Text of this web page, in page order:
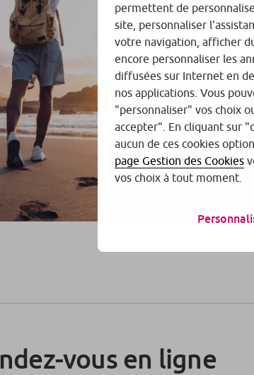
vous en ligne
permettent de
site, personnaliser
votre navigation, afficher
encore personnaliser les
diffusées sur Internet en
nos applications. Vous
"personnaliser" vos choix
accepter". En cliquant sur
aucun de ces cookies
page Gestion des Cookies
vos choix à tout moment.